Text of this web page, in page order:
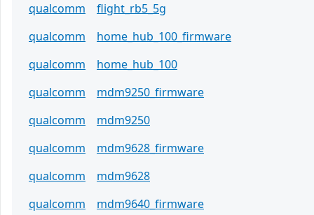
qualcomm
flight_rb5_5g
qualcomm
home_hub_100_firmware
qualcomm
home_hub_100
qualcomm
mdm9250_firmware
qualcomm
mdm9250
qualcomm
mdm9628_firmware
qualcomm
mdm9628
qualcomm
mdm9640_firmware